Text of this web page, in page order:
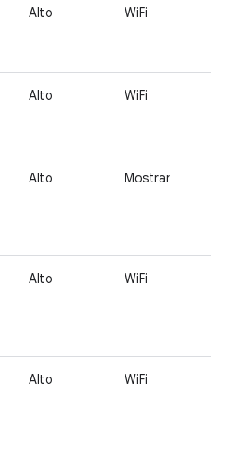
Alto WiFi
Alto WiFi
Alto Mostrar
Alto WiFi
Alto WiFi